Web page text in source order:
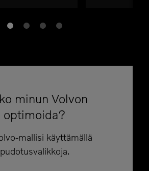
minun Volvon
optimoida?
mallisi käyttämällä
pudotusvalikkoja.